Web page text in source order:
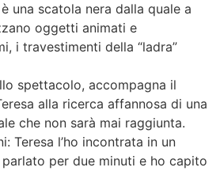
una scatola nera dalla quale a
oggetti animati e
i travestimenti della “ladra”
spettacolo, accompagna il
alla ricerca affannosa di una
che non sarà mai raggiunta.
Teresa l’ho incontrata in un
parlato per due minuti e ho capito